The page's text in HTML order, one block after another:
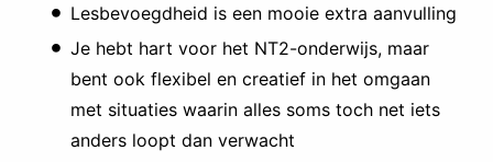
Lesbevoegdheid is een mooie extra aanvulling
Je hebt hart voor het NT2-onderwijs, maar
bent ook flexibel en creatief in het omgaan
met situaties waarin alles soms toch net iets
anders loopt dan verwacht